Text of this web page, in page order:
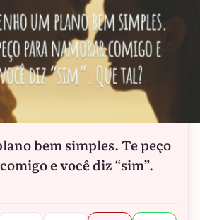
bem simples. Te peço
e você diz “sim”.